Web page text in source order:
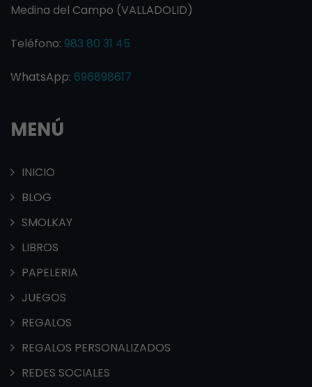
Medina del Campo (VALLADOLID)
Teléfono: 983 80 31 45
WhatsApp: 696898617
MENÚ
INICIO
BLOG
SMOLKAY
LIBROS
PAPELERIA
JUEGOS
REGALOS
REGALOS PERSONALIZADOS
REDES SOCIALES